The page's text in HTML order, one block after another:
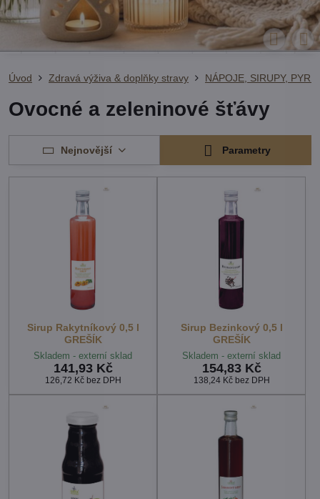
Úvod Zdravá výživa & doplňky stravy NÁPOJE, SIRUPY,
Ovocné a zeleninové šťávy
Nejnovější Parametry
Sirup Rakytníkový 0,5 l
GREŠÍK
Skladem - externí sklad
141,93 Kč
126,72 Kč bez DPH
Sirup Bezinkový 0,5 l
GREŠÍK
Skladem - externí sklad
154,83 Kč
138,24 Kč bez DPH